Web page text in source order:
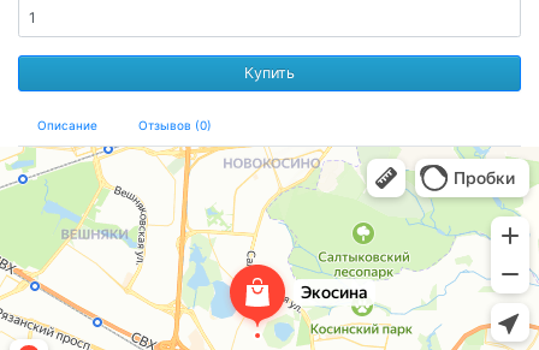
Купить
Описание Отзывов (0)